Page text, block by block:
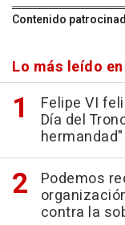
Contenido
Lo más leído
Felipe VI
Día del
Podemos
contra la